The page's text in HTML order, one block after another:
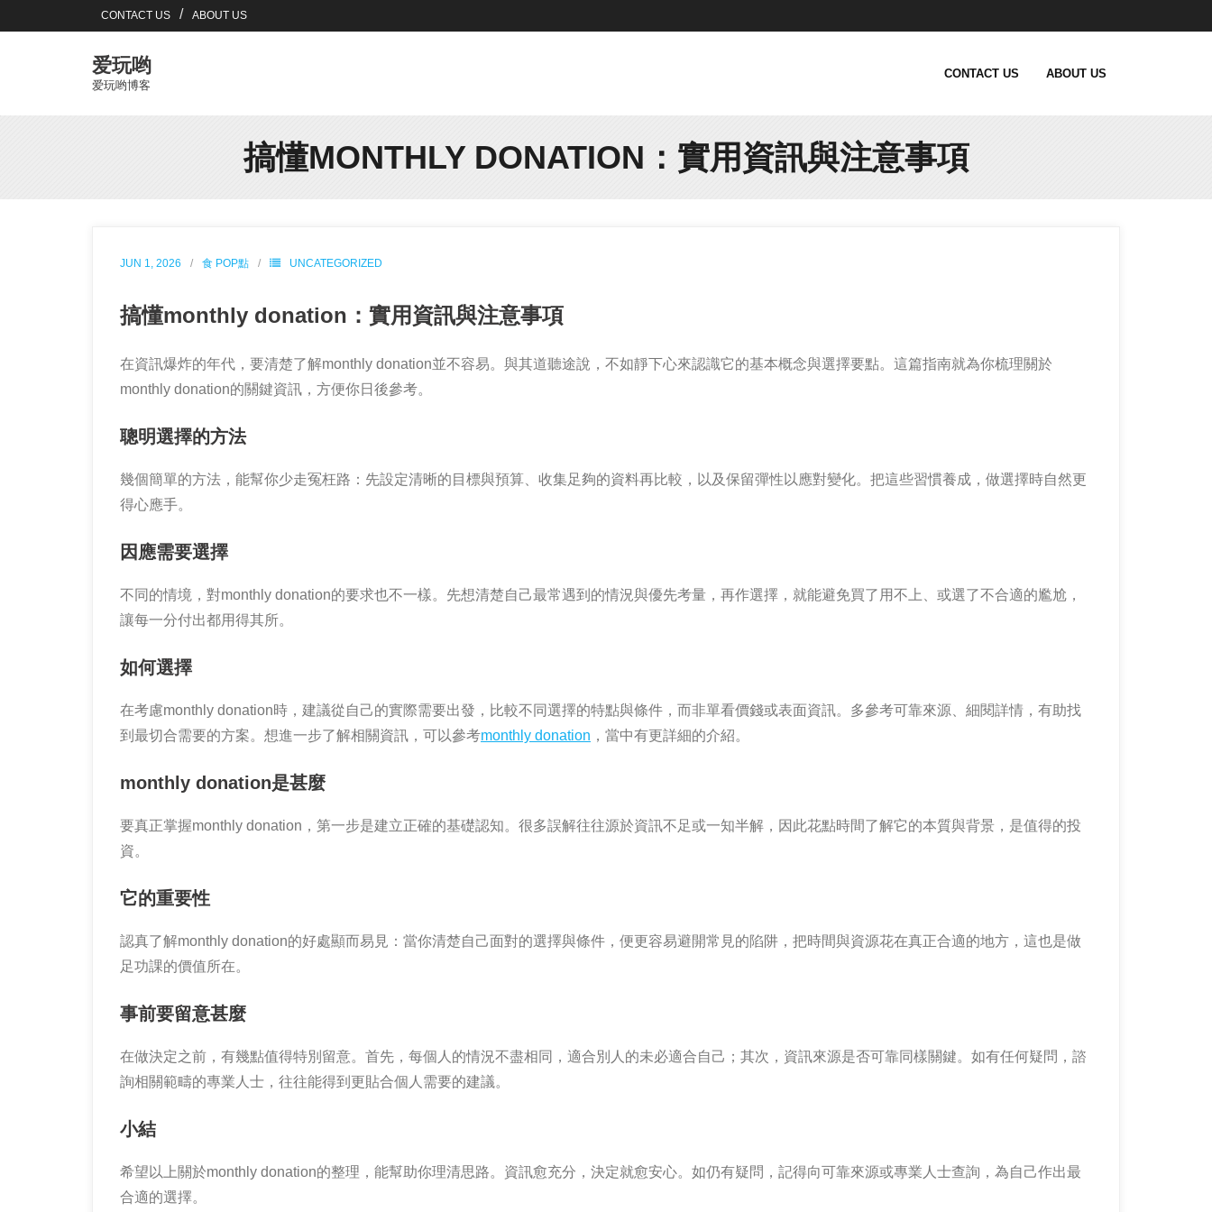
to
CONTACT US ABOUT US
爱玩哟
爱玩哟博客
CONTACT US ABOUT US
搞懂MONTHLY DONATION：實用資訊與注意事項
JUN 1, 2026 食 POP點 UNCATEGORIZED
搞懂monthly donation：實用資訊與注意事項
在資訊爆炸的年代，要清楚了解monthly donation並不容易。與其道聽途說，不如靜下心來認識它的基本概念與選擇要點。這篇指南就為你梳理關於
monthly donation的關鍵資訊，方便你日後參考。
聰明選擇的方法
幾個簡單的方法，能幫你少走冤枉路：先設定清晰的目標與預算、收集足夠的資料再比較，以及保留彈性以應對變化。把這些習慣養成，做選擇時自然更
得心應手。
因應需要選擇
不同的情境，對monthly donation的要求也不一樣。先想清楚自己最常遇到的情況與優先考量，再作選擇，就能避免買了用不上、或選了不合適的尷尬，
讓每一分付出都用得其所。
如何選擇
在考慮monthly donation時，建議從自己的實際需要出發，比較不同選擇的特點與條件，而非單看價錢或表面資訊。多參考可靠來源、細閱詳情，有助找
到最切合需要的方案。想進一步了解相關資訊，可以參考monthly donation ，當中有更詳細的介紹。
monthly donation是甚麼
要真正掌握monthly donation，第一步是建立正確的基礎認知。很多誤解往往源於資訊不足或一知半解，因此花點時間了解它的本質與背景，是值得的投
資。
它的重要性
認真了解monthly donation的好處顯而易見：當你清楚自己面對的選擇與條件，便更容易避開常見的陷阱，把時間與資源花在真正合適的地方，這也是做
足功課的價值所在。
事前要留意甚麼
在做決定之前，有幾點值得特別留意。首先，每個人的情況不盡相同，適合別人的未必適合自己；其次，資訊來源是否可靠同樣關鍵。如有任何疑問，諮
詢相關範疇的專業人士，往往能得到更貼合個人需要的建議。
小結
希望以上關於monthly donation的整理，能幫助你理清思路。資訊愈充分，決定就愈安心。如仍有疑問，記得向可靠來源或專業人士查詢，為自己作出最
合適的選擇。